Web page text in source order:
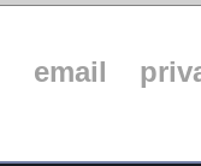
email